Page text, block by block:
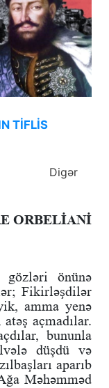
TİFLİS
Digər
ORBELİANİ
gözləri önünə
Fikirləşdilər
amma yenə
açmadılar.
bununla
düşdü və
aparıb
Məhəmməd